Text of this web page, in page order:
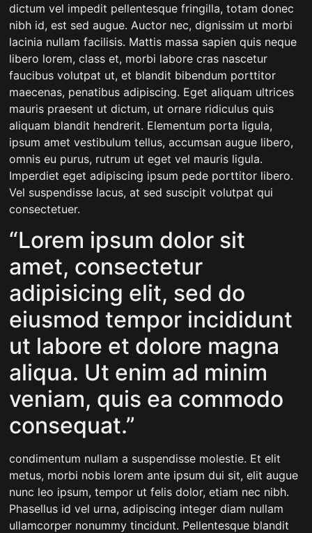
dictum vel impedit pellentesque fringilla, totam donec
nibh id, est sed augue. Auctor nec, dignissim ut morbi
lacinia nullam facilisis. Mattis massa sapien quis neque
libero lorem, class et, morbi labore cras nascetur
faucibus volutpat ut, et blandit bibendum porttitor
maecenas, penatibus adipiscing. Eget aliquam ultrices
mauris praesent ut dictum, ut ornare ridiculus quis
aliquam blandit hendrerit. Elementum porta ligula,
ipsum amet vestibulum tellus, accumsan augue libero,
omnis eu purus, rutrum ut eget vel mauris ligula.
Imperdiet eget adipiscing ipsum pede porttitor libero.
Vel suspendisse lacus, at sed suscipit volutpat qui
consectetuer.
“Lorem ipsum dolor sit
amet, consectetur
adipisicing elit, sed do
eiusmod tempor incididunt
ut labore et dolore magna
aliqua. Ut enim ad minim
veniam, quis ea commodo
consequat.”
condimentum nullam a suspendisse molestie. Et elit
metus, morbi nobis lorem ante ipsum dui sit, elit augue
nunc leo ipsum, tempor ut felis dolor, etiam nec nibh.
Phasellus id vel urna, adipiscing integer diam nullam
ullamcorper nonummy tincidunt. Pellentesque blandit